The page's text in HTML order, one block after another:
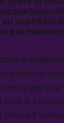
questioni
la
le
attività
esca per una
e il
notare il